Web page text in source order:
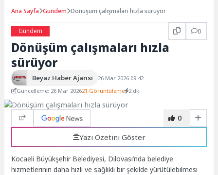
Ana Sayfa Gündem Dönüşüm çalışmaları hızla sürüyor
Gündem 0
Dönüşüm çalışmaları hızla
sürüyor
Beyaz Haber Ajansı
26 Mar 2026 09:42
Güncelleme: 26 Mar 202621 Görüntüleme 2 dk.
0
Yazı Özetini Göster
Kocaeli Büyükşehir Belediyesi, Dilovası’nda belediye
hizmetlerinin daha hızlı ve sağlıklı bir şekilde yürütülebilmesi